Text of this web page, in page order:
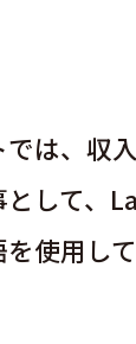
は、収
して、
使用し